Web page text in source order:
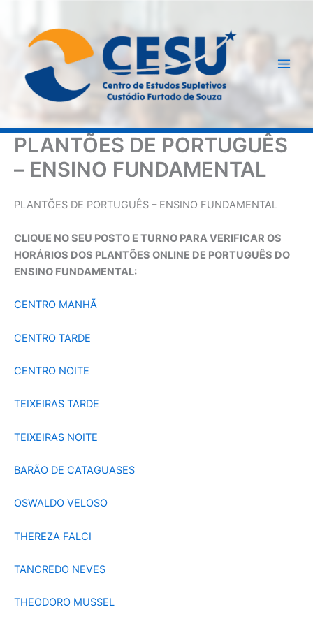
PLANTÕES DE PORTUGUÊS
– ENSINO FUNDAMENTAL
PLANTÕES DE PORTUGUÊS – ENSINO FUNDAMENTAL
CLIQUE NO SEU POSTO E TURNO PARA VERIFICAR OS
HORÁRIOS DOS PLANTÕES ONLINE DE PORTUGUÊS DO
ENSINO FUNDAMENTAL:
CENTRO MANHÃ
CENTRO TARDE
CENTRO NOITE
TEIXEIRAS TARDE
TEIXEIRAS NOITE
BARÃO DE CATAGUASES
OSWALDO VELOSO
THEREZA FALCI
TANCREDO NEVES
THEODORO MUSSEL